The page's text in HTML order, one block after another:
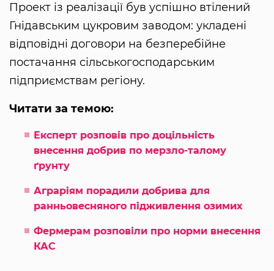
Проект із реалізації був успішно втілений
Гнідавським цукровим заводом: укладені
відповідні договори на безперебійне
постачання сільськогосподарським
підприємствам регіону.
Читати за темою:
Експерт розповів про доцільність
внесення добрив по мерзло-талому
ґрунту
Аграріям порадили добрива для
ранньовесняного підживлення озимих
Фермерам розповіли про норми внесення
КАС